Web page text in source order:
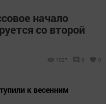
начало
со второй
1027 0 0
к весенним